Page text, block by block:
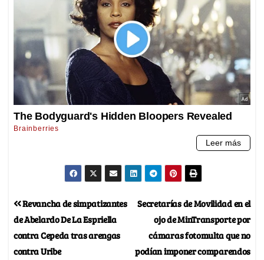
Secretarías de Movilidad en el
ojo de MinTransporte por
cámaras fotomulta que no
podían imponer comparendos
Revancha de simpatizantes
de Abelardo De La Espriella
contra Cepeda tras arengas
contra Uribe